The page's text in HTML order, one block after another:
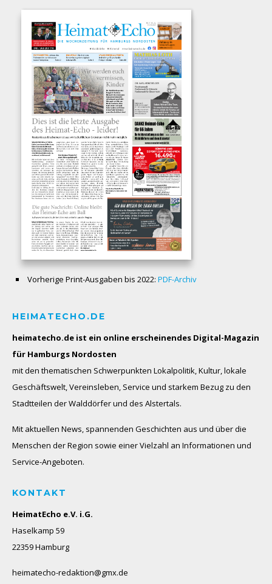
Vorherige Print-Ausgaben bis 2022: PDF-Archiv
HEIMATECHO.DE
heimatecho.de ist ein online erscheinendes Digital-Magazin
für Hamburgs Nordosten
mit den thematischen Schwerpunkten Lokalpolitik, Kultur, lokale
Geschäftswelt, Vereinsleben, Service und starkem Bezug zu den
Stadtteilen der Walddörfer und des Alstertals.
Mit aktuellen News, spannenden Geschichten aus und über die
Menschen der Region sowie einer Vielzahl an Informationen und
Service-Angeboten.
KONTAKT
HeimatEcho e.V. i.G.
Haselkamp 59
22359 Hamburg
heimatecho-redaktion@gmx.de